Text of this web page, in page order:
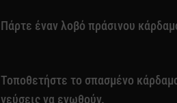
Πάρτε έναν λοβό πράσινου
Τοποθετήστε το σπασμένο
γεύσεις να ενωθούν.